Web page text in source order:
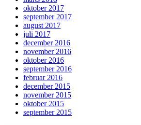
oktober 2017
september 2017
august 2017
juli 2017
december 2016
november 2016
oktober 2016
september 2016
februar 2016
december 2015
november 2015
oktober 2015
september 2015